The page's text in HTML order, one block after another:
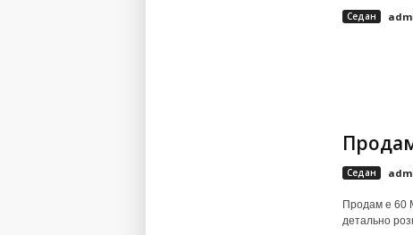
Седан
Седан
Продам е 60
детально